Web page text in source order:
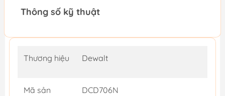
Thông số kỹ thuật
Thương hiệu Dewalt
Mã sản
DCD706N